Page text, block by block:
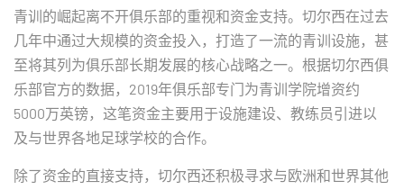
青训的崛起离不开俱乐部的重视和资金支持。切尔西在过去
几年中通过大规模的资金投入，打造了一流的青训设施，甚
至将其列为俱乐部长期发展的核心战略之一。根据切尔西俱
乐部官方的数据，2019年俱乐部专门为青训学院增资约
5000万英镑，这笔资金主要用于设施建设、教练员引进以
及与世界各地足球学校的合作。
除了资金的直接支持，切尔西还积极寻求与欧洲和世界其他